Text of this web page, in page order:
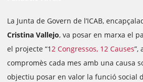
La Junta de Govern de l’ICAB,
Cristina Vallejo, va posar en marxa el
el projecte “12 Congressos, 12 Causes”,
compromès cada mes amb una causa
objectiu posar en valor la funció social